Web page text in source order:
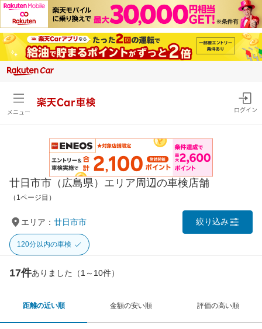
メニュー
楽天Car車検
ログイン
廿日市市（広島県）エリア周辺の車検店舗
（1ページ目）
エリア： 廿日市市 絞り込み
120分以内の車検
17件ありました（1～10件）
距離の近い順 金額の安い順 評価の高い順